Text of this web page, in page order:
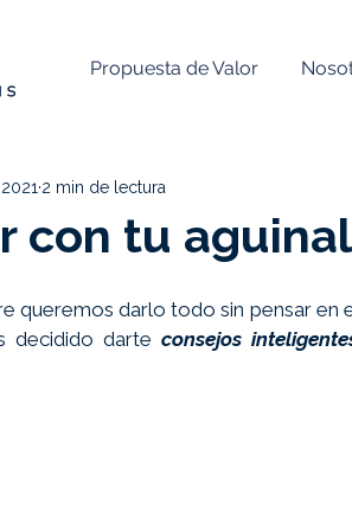
Propuesta de Valor
con tu
2 min de lectura
queremos darlo todo sin pensar en
decidido darte consejos